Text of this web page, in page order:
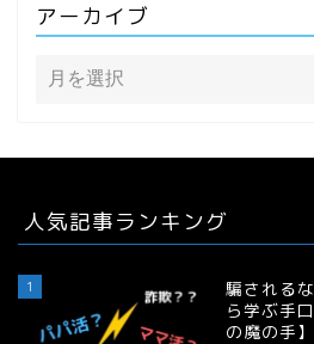
アーカイブ
人気記事ランキング
1
騙される
ら学ぶ手
の魔の手】